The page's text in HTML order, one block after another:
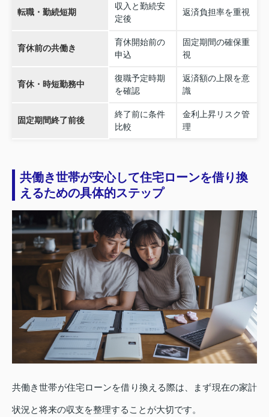
転職・勤続短期
収入と勤続安
定後
返済負担率を重視
育休前の共働き
育休開始前の
申込
固定期間の確保重
視
育休・時短勤務中
復職予定時期
を確認
返済額の上限を意
識
固定期間終了前後
終了前に条件
比較
金利上昇リスク管
理
共働き世帯が安心して住宅ローンを借り換
えるための具体的ステップ
共働き世帯が住宅ローンを借り換える際は、まず現在の家計
状況と将来の収支を整理することが大切です。